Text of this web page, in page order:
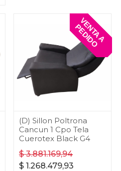
(D) Sillon Poltrona
Cancun 1 Cpo Tela
Cuerotex Black G4
$3.881.169,94
$ 1.268.479,93
V
E
N
T
A
A
P
E
D
I
D
O